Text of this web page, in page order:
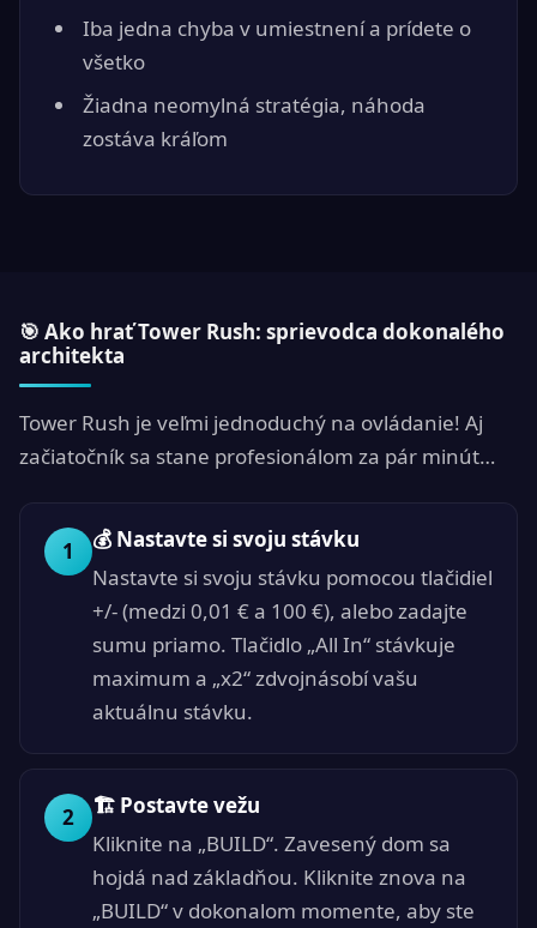
Iba jedna chyba v umiestnení a prídete o
všetko
Žiadna neomylná stratégia, náhoda
zostáva kráľom
🎯 Ako hrať Tower Rush: sprievodca dokonalého
architekta
Tower Rush je veľmi jednoduchý na ovládanie! Aj
začiatočník sa stane profesionálom za pár minút…
1
💰 Nastavte si svoju stávku
Nastavte si svoju stávku pomocou tlačidiel
+/- (medzi 0,01 € a 100 €), alebo zadajte
sumu priamo. Tlačidlo „All In“ stávkuje
maximum a „x2“ zdvojnásobí vašu
aktuálnu stávku.
2
🏗 Postavte vežu
Kliknite na „BUILD“. Zavesený dom sa
hojdá nad základňou. Kliknite znova na
„BUILD“ v dokonalom momente, aby ste